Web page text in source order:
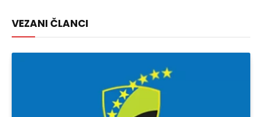
VEZANI ČLANCI